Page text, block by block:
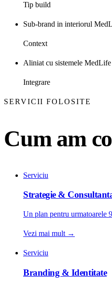
Tip build
Sub-brand in interiorul
Context
Aliniat cu sistemele MedLife
Integrare
SERVICII FOLOSITE
Cum am
Serviciu
Strategie &
Un plan pentru urmatoarele
Vezi mai mult →
Serviciu
Branding & Identitate